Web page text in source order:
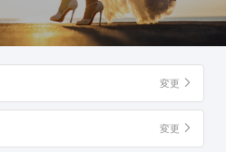
変更
変更